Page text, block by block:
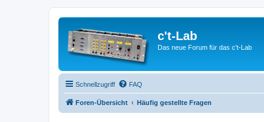
c't-Lab
Das neue Forum für das c't-Lab
Schnellzugriff FAQ
Foren-Übersicht Häufig gestellte Fragen